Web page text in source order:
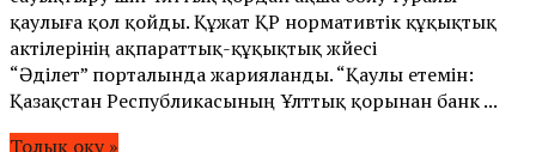
қаулыға қол қойды. Құжат ҚР нормативтік құқықтық
актілерінің ақпараттық-құқықтық жүйесі
“Әділет” порталында жарияланды. “Қаулы етемін:
Қазақстан Республикасының Ұлттық қорынан банк ...
Толық оқу »